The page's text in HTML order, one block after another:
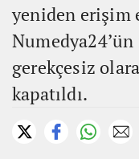
yeniden erişim
gerekçesiz
kapatıldı.